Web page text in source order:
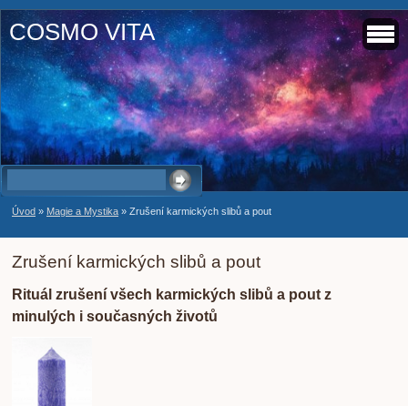
COSMO VITA
Úvod » Magie a Mystika » Zrušení karmických slibů a pout
Zrušení karmických slibů a pout
Rituál zrušení všech karmických slibů a pout z
minulých i současných životů